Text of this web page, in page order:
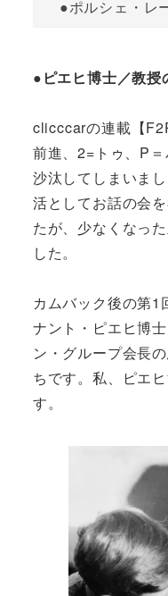
●ポルシェ・レ
●ピエヒ博士／教
clicccarの連載【
前進、2=トゥ、P
沙汰してしまいま
活としてお話の会
たが、少なくなっ
した。
カムバック後の第1
ナント・ピエヒ博
ン・グループ会長
ちです。私、ピエ
す。